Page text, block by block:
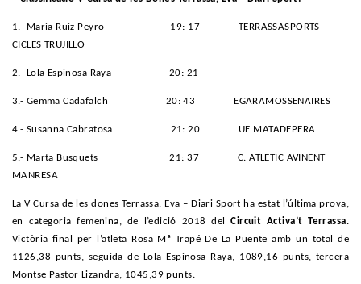
1.- Maria Ruiz Peyro 19: 17 TERRASSASPORTS-
CICLES TRUJILLO
2.- Lola Espinosa Raya 20: 21
3.- Gemma Cadafalch 20: 43 EGARAMOSSENAIRES
4.- Susanna Cabratosa 21: 20 UE MATADEPERA
5.- Marta Busquets 21: 37 C. ATLETIC AVINENT
MANRESA
La V Cursa de les dones Terrassa, Eva – Diari Sport ha estat l’última prova,
en categoria femenina, de l’edició 2018 delCircuit Activa’t Terrassa.
Victòria final per l’atleta Rosa Mª Trapé De La Puente amb un total de
1126,38 punts, seguida de Lola Espinosa Raya, 1089,16 punts, tercera
Montse Pastor Lizandra, 1045,39 punts.